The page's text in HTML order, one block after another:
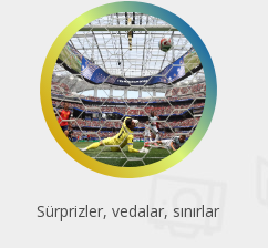
Sürprizler, vedalar, sınırlar